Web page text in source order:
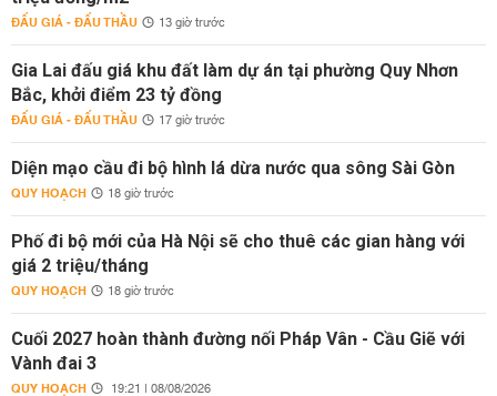
ĐẤU GIÁ - ĐẤU THẦU 13 giờ trước
Gia Lai đấu giá khu đất làm dự án tại phường Quy Nhơn
Bắc, khởi điểm 23 tỷ đồng
ĐẤU GIÁ - ĐẤU THẦU 17 giờ trước
Diện mạo cầu đi bộ hình lá dừa nước qua sông Sài Gòn
QUY HOẠCH 18 giờ trước
Phố đi bộ mới của Hà Nội sẽ cho thuê các gian hàng với
giá 2 triệu/tháng
QUY HOẠCH 18 giờ trước
Cuối 2027 hoàn thành đường nối Pháp Vân - Cầu Giẽ với
Vành đai 3
QUY HOẠCH 19:21 | 08/08/2026